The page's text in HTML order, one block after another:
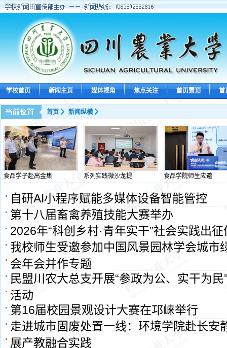
学校首页 新闻主页 媒体视角 焦点关注 首页置顶 首
首页 新闻纵横
食品学子赴高金集 系列实践微沙龙提 食品学院师生应邀
自研AI小程序赋能多媒体设备智能管控
第十八届畜禽养殖技能大赛举办
2026年“科创乡村·青年实干”社会实践出
我校师生受邀参加中国风景园林学会城市
会年会并作专题
民盟川农大总支开展“参政为公、实干为
活动
第16届校园景观设计大赛在邛崃举行
走进城市固废处置一线：环境学院赴长安
展产教融合实践